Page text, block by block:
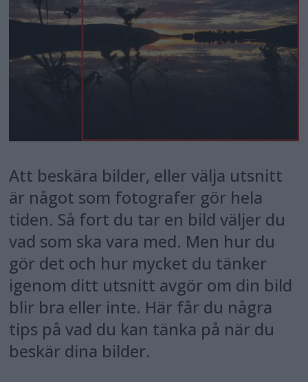
Att beskära bilder, eller välja utsnitt
är något som fotografer gör hela
tiden. Så fort du tar en bild väljer du
vad som ska vara med. Men hur du
gör det och hur mycket du tänker
igenom ditt utsnitt avgör om din bild
blir bra eller inte. Här får du några
tips på vad du kan tänka på när du
beskär dina bilder.